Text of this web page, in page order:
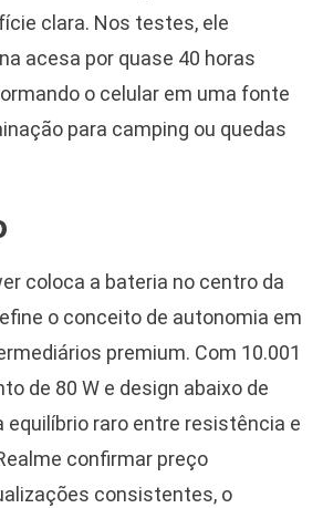
clara. Nos testes, ele
acesa por quase 40 horas
o celular em uma fonte
para camping ou quedas
coloca a bateria no centro da
o conceito de autonomia em
premium. Com 10.001
de 80 W e design abaixo de
equilíbrio raro entre resistência e
confirmar preço
consistentes, o